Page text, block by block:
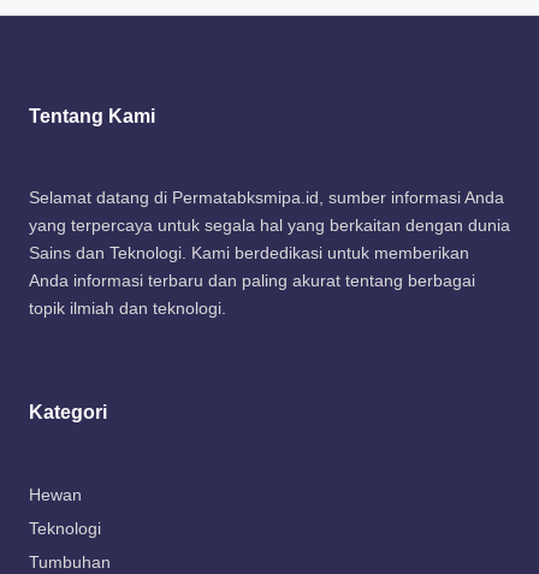
Tentang Kami
Selamat datang di Permatabksmipa.id, sumber informasi Anda
yang terpercaya untuk segala hal yang berkaitan dengan dunia
Sains dan Teknologi. Kami berdedikasi untuk memberikan
Anda informasi terbaru dan paling akurat tentang berbagai
topik ilmiah dan teknologi.
Kategori
Hewan
Teknologi
Tumbuhan